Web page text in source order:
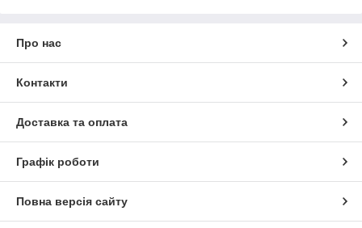
Про нас
Контакти
Доставка та оплата
Графік роботи
Повна версія сайту